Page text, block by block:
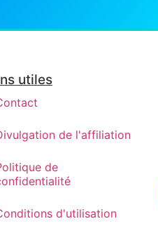
utiles
de l'affiliation
de
d'utilisation